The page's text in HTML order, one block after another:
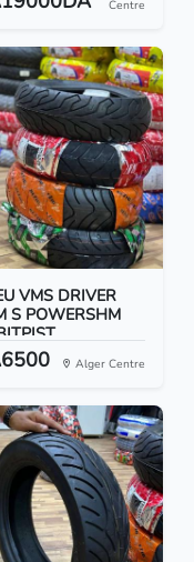
Centre
VMS DRIVER
S POWERSHM
Alger Centre